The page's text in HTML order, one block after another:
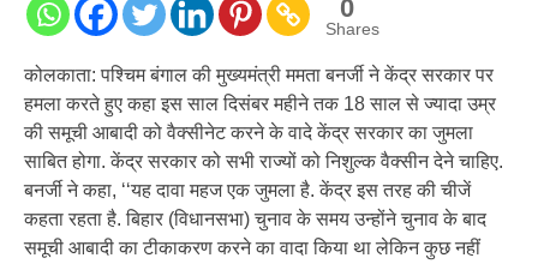
0
Shares
कोलकाता: पश्चिम बंगाल की मुख्यमंत्री ममता बनर्जी ने केंद्र सरकार पर
हमला करते हुए कहा इस साल दिसंबर महीने तक 18 साल से ज्यादा उम्र
की समूची आबादी को वैक्सीनेट करने के वादे केंद्र सरकार का जुमला
साबित होगा. केंद्र सरकार को सभी राज्यों को निशुल्क वैक्सीन देने चाहिए.
बनर्जी ने कहा, ‘‘यह दावा महज एक जुमला है. केंद्र इस तरह की चीजें
कहता रहता है. बिहार (विधानसभा) चुनाव के समय उन्होंने चुनाव के बाद
समूची आबादी का टीकाकरण करने का वादा किया था लेकिन कुछ नहीं